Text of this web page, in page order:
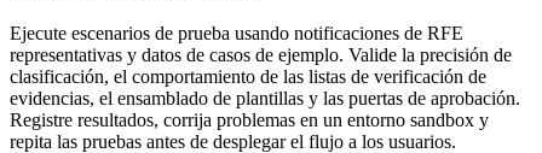
Ejecute escenarios de prueba usando notificaciones de RFE
representativas y datos de casos de ejemplo. Valide la precisión de
clasificación, el comportamiento de las listas de verificación de
evidencias, el ensamblado de plantillas y las puertas de aprobación.
Registre resultados, corrija problemas en un entorno sandbox y
repita las pruebas antes de desplegar el flujo a los usuarios.